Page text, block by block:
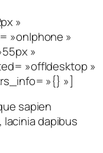
»
»on|phone »
»
»off|desktop »
»{} »]
sapien
lacinia dapibus